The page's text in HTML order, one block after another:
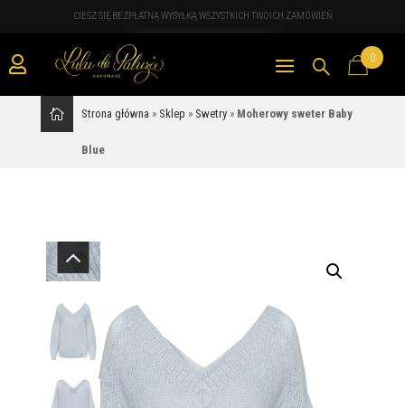
CIESZ SIĘ BEZPŁATNĄ WYSYŁKĄ WSZYSTKICH TWOICH ZAMÓWIEŃ
 0
Strona główna » Sklep » Swetry» Moherowy sweter Baby
Blue